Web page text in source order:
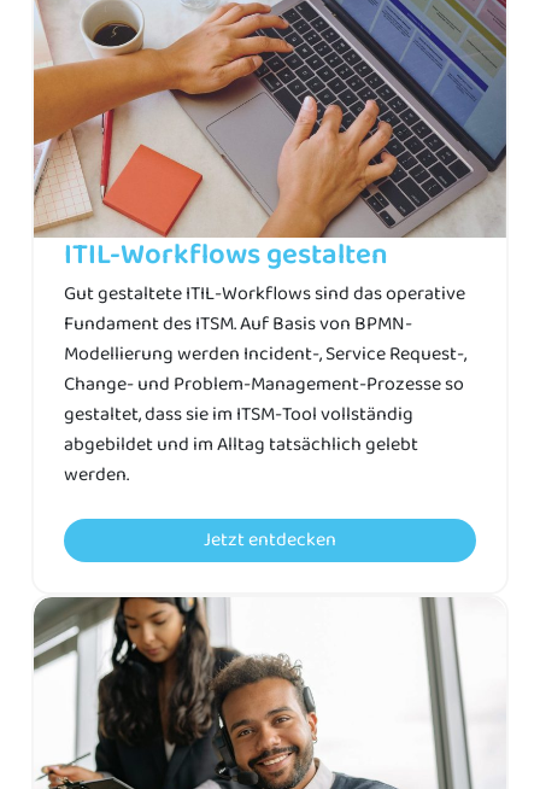
ITIL-Workflows gestalten
Gut gestaltete ITIL-Workflows sind das operative
Fundament des ITSM. Auf Basis von BPMN-
Modellierung werden Incident-, Service Request-,
Change- und Problem-Management-Prozesse so
gestaltet, dass sie im ITSM-Tool vollständig
abgebildet und im Alltag tatsächlich gelebt
werden.
Jetzt entdecken